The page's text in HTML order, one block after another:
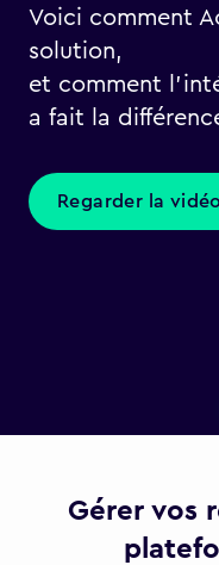
Voici comment
solution,
et comment
a fait la
Regarder la vidéo
Gérer vos